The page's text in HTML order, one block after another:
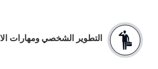
التطوير الشخصي ومهارات